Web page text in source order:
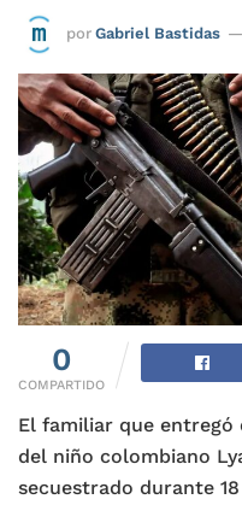
por Gabriel Bastidas
0
COMPARTIDO
El familiar que
del niño colombiano
secuestrado durante